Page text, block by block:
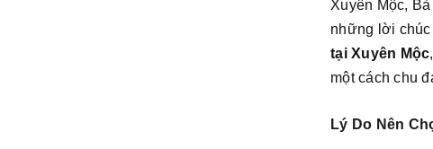
Xuyên Mộc,
những lời
tại Xuyên Mộc
một cách chu
Lý Do Nên